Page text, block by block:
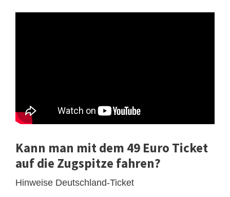
Kann man mit dem 49 Euro Ticket
auf die Zugspitze fahren?
Hinweise Deutschland-Ticket